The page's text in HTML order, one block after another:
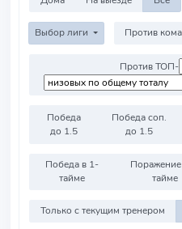
Выбор лиги
Против ТОП-
Победа
до 1.5
Победа соп.
до 1.5
Победа в 1-
тайме
тайме
Только с текущим тренером